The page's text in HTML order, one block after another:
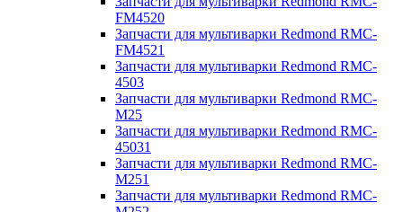
FM4520
Запчасти для мультиварки Redmond RMC-
FM4521
Запчасти для мультиварки Redmond RMC-
4503
Запчасти для мультиварки Redmond RMC-
M25
Запчасти для мультиварки Redmond RMC-
45031
Запчасти для мультиварки Redmond RMC-
M251
Запчасти для мультиварки Redmond RMC-